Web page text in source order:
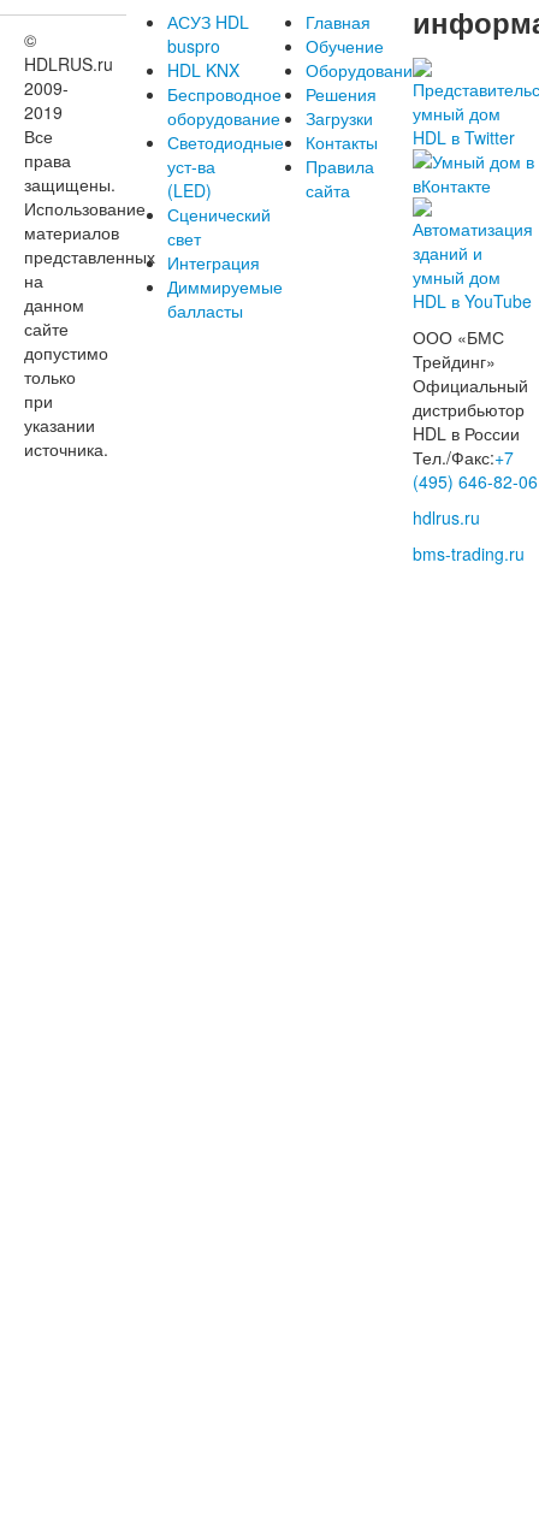
©
HDLRUS.ru
2009-
2019
Все
права
защищены.
Использование
материалов
представленных
на
данном
сайте
допустимо
только
при
указании
источника.
АСУЗ HDL
buspro
HDL KNX
Беспроводное
оборудование
Светодиодные
уст-ва
(LED)
Сценический
свет
Интеграция
Диммируемые
балласты
Главная
Обучение
Оборудование
Решения
Загрузки
Контакты
Правила
сайта
ООО «БМС
Трейдинг»
Официальный
дистрибьютор
HDL в России
Тел./Факс:+7
(495) 646-82-06
hdlrus.ru
bms-trading.ru